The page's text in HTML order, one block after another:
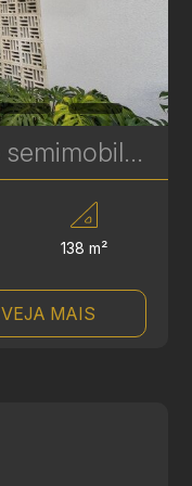
Casa em Condomínio semimobiliada à venda no Guabirotuba - 138 m² - 3 Suítes - Próximo ao Jardim Botânico | Ref. 1827
138 m²
VEJA MAIS